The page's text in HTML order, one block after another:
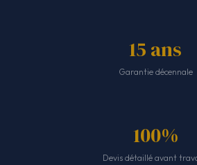
15 ans
Garantie décennale
100%
Devis détaillé avant